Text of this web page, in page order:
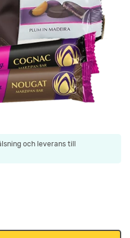
och leverans till